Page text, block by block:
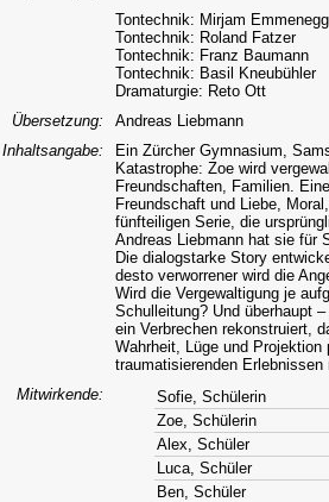
Tontechnik: Mirjam
Tontechnik: Roland Fatzer
Tontechnik: Franz Baumann
Tontechnik: Basil Kneubühler
Dramaturgie: Reto Ott
Übersetzung:
Andreas Liebmann
Inhaltsangabe:
Ein Zürcher Gymnasium,
Katastrophe: Zoe wird
Freundschaften, Familien.
Freundschaft und Liebe,
fünfteiligen Serie, die
Andreas Liebmann hat sie für
Die dialogstarke Story
desto verworrener wird die
Wird die Vergewaltigung je
Schulleitung? Und überhaupt
ein Verbrechen rekonstruiert,
Wahrheit, Lüge und
traumatisierenden
Mitwirkende:
Sofie, Schülerin
Zoe, Schülerin
Alex, Schüler
Luca, Schüler
Ben, Schüler